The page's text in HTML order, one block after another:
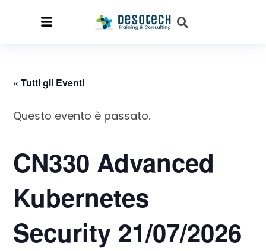
« Tutti gli Eventi
Questo evento è passato.
CN330 Advanced
Kubernetes
Security 21/07/2026